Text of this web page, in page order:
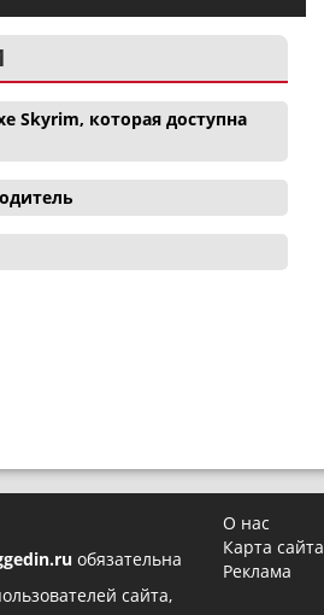
Skyrim, которая доступна
обязательна
сайта,
О нас
Карта сайта
Реклама